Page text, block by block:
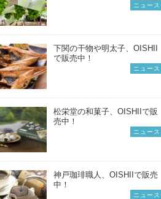
ニュース
下関の干物や明太子、OISHII
で販売中！
ニュース
松栄堂の和菓子、OISHIIで販
売中！
ニュース
神戸珈琲職人、OISHIIで販売
中！
ニュース